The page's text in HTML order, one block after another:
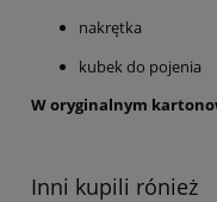
nakrętka
kubek do pojenia
W oryginalnym
Inni kupili rónież